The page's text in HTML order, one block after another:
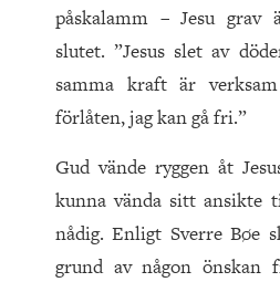
påskalamm – Jesu
slutet. ”Jesus slet av
samma kraft är
förlåten, jag kan gå fri.”
Gud vände ryggen åt
kunna vända sitt ansikte
nådig. Enligt Sverre Bøe
grund av någon önskan